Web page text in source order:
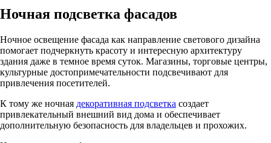
Ночная подсветка фасадов
Ночное освещение фасада как направление светового дизайна
помогает подчеркнуть красоту и интересную архитектуру
здания даже в темное время суток. Магазины, торговые центры,
культурные достопримечательности подсвечивают для
привлечения посетителей.
К тому же ночная декоративная подсветка создает
привлекательный внешний вид дома и обеспечивает
дополнительную безопасность для владельцев и прохожих.